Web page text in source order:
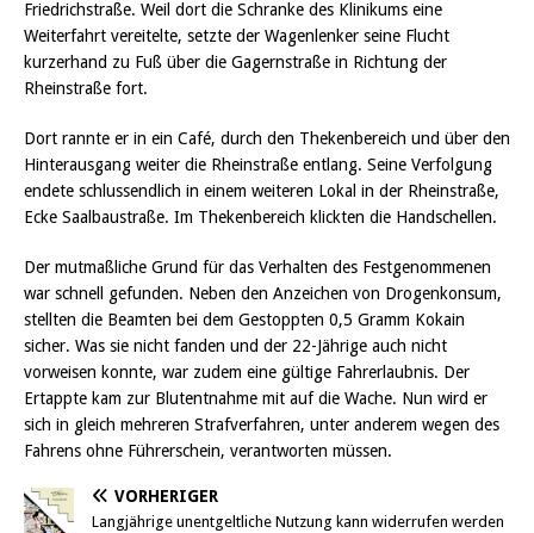
Friedrichstraße. Weil dort die Schranke des Klinikums eine
Weiterfahrt vereitelte, setzte der Wagenlenker seine Flucht
kurzerhand zu Fuß über die Gagernstraße in Richtung der
Rheinstraße fort.
Dort rannte er in ein Café, durch den Thekenbereich und über den
Hinterausgang weiter die Rheinstraße entlang. Seine Verfolgung
endete schlussendlich in einem weiteren Lokal in der Rheinstraße,
Ecke Saalbaustraße. Im Thekenbereich klickten die Handschellen.
Der mutmaßliche Grund für das Verhalten des Festgenommenen
war schnell gefunden. Neben den Anzeichen von Drogenkonsum,
stellten die Beamten bei dem Gestoppten 0,5 Gramm Kokain
sicher. Was sie nicht fanden und der 22-Jährige auch nicht
vorweisen konnte, war zudem eine gültige Fahrerlaubnis. Der
Ertappte kam zur Blutentnahme mit auf die Wache. Nun wird er
sich in gleich mehreren Strafverfahren, unter anderem wegen des
Fahrens ohne Führerschein, verantworten müssen.
VORHERIGER
Langjährige unentgeltliche Nutzung kann widerrufen werden